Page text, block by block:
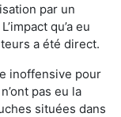
par un
qu’a eu
a été direct.
inoffensive pour
pas eu la
situées dans